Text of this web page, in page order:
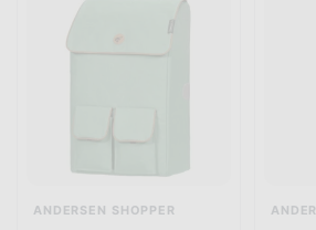
ANDERSEN SHOPPER